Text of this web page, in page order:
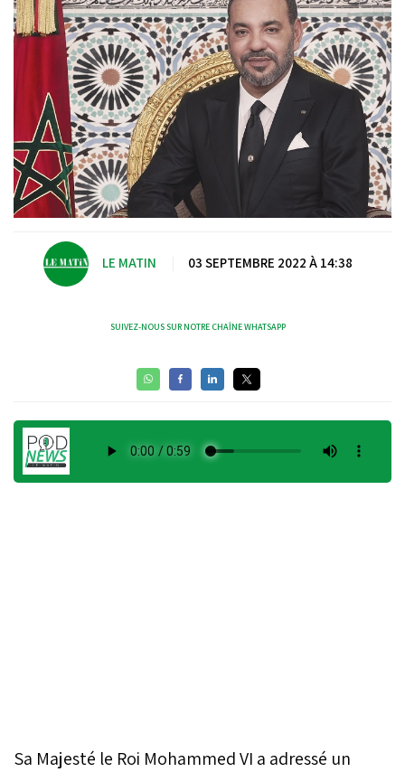
LE MATIN 03 SEPTEMBRE 2022 À 14:38
SUIVEZ-NOUS SUR NOTRE CHAÎNE WHATSAPP
Sa Majesté le Roi Mohammed VI a adressé un